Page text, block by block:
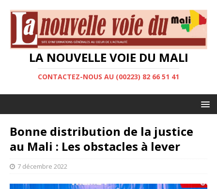
LA NOUVELLE VOIE DU MALI
CONTACTEZ-NOUS AU (00223) 82 66 51 41
Bonne distribution de la justice
au Mali : Les obstacles à lever
7 décembre 2022